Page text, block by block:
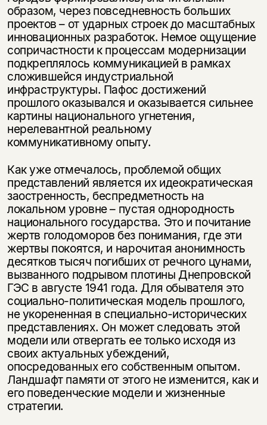
образом, через повседневность больших
проектов – от ударных строек до масштабных
инновационных разработок. Немое ощущение
сопричастности к процессам модернизации
подкреплялось коммуникацией в рамках
сложившейся индустриальной
инфраструктуры. Пафос достижений
прошлого оказывался и оказывается сильнее
картины национального угнетения,
нерелевантной реальному
коммуникативному опыту.
Как уже отмечалось, проблемой общих
представлений является их идеократическая
заостренность, беспредметность на
локальном уровне – пустая однородность
национального государства. Это и почитание
жертв голодоморов без понимания, где эти
жертвы покоятся, и нарочитая анонимность
десятков тысяч погибших от речного цунами,
вызванного подрывом плотины Днепровской
ГЭС в августе 1941 года. Для обывателя это
социально-политическая модель прошлого,
не укорененная в специально-исторических
представлениях. Он может следовать этой
модели или отвергать ее только исходя из
своих актуальных убеждений,
опосредованных его собственным опытом.
Ландшафт памяти от этого не изменится, как и
его поведенческие модели и жизненные
стратегии.